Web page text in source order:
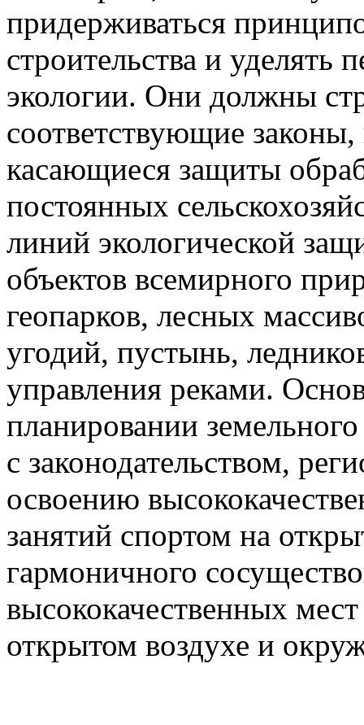
придерживаться
строительства и уделять
экологии. Они должны
соответствующие
касающиеся защиты
постоянных
линий экологической
объектов всемирного
геопарков, лесных
угодий, пустынь,
управления реками.
планировании
с законодательством,
освоению
занятий спортом на
гармоничного
высококачественных
открытом воздухе и